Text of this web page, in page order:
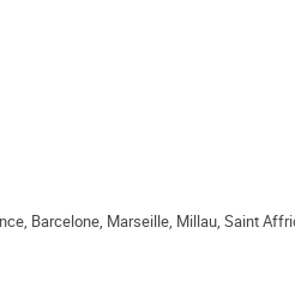
Barcelone, Marseille, Millau, Saint